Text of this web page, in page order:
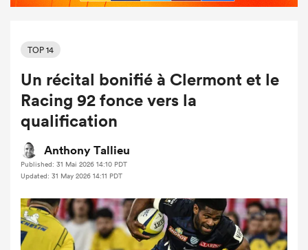
TOP 14
Un récital bonifié à Clermont et le
Racing 92 fonce vers la
qualification
Anthony Tallieu
Published: 31 Mai 2026 14:10 PDT
Updated: 31 May 2026 14:11 PDT